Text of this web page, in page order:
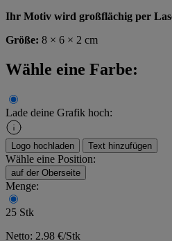
Ihr Motiv wird großflächig per
Größe: 8 × 6 × 2 cm
Wähle eine Farbe:
Lade deine Grafik hoch:
Logo hochladen Text hinzufügen
Wähle eine Position:
auf der Oberseite
Menge:
25 Stk
Netto: 2.98 €/Stk